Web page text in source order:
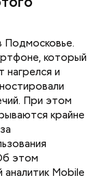
Подмосковье.
который
нагрелся и
При этом
крайне
этом
Mobile